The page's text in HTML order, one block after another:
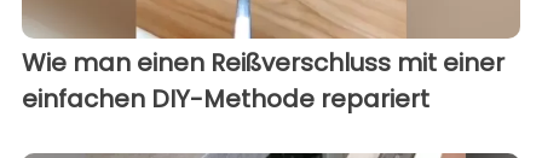
Wie man einen Reißverschluss mit einer
einfachen DIY-Methode repariert